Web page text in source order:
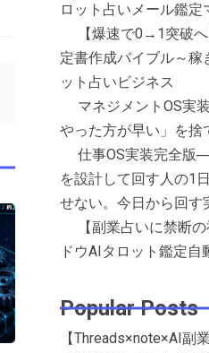
ロット占いメール鑑定
【爆速で0→1突破
定書作成バイブル～稼
ット占いビジネス
マネジメントOS実
やった方が早い」を捨
仕事OS実装完全版
を設計して回す人の1
せない。今日から回す
【副業占いに禁断
ドウAIタロット鑑定自
Popular Posts
【Threads×note×AI副